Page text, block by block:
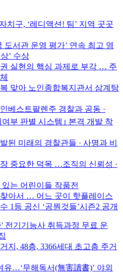
치구, ‘레디액션! 팀’ 지역 곳곳
도서관 운영 평가’ 연속 최고 영
’ 수상
실현의 핵심 과제로 부각 … 주
맞아 노인종합복지관서 삼계탕
베스트팔렌주 경찰과 공동 ·
부 판별 시스템｣ 본격 개발 착
된 미래의 경찰관들 · 사명과 비
중요한 덕목 …조직의 신뢰성 ·
는 어린이들 작품전
아서 … 어느 곳이 핫플레이스
1등 공신 ‘공뭔것들’시즌2 공개
전기기능사 취득과정 무료 운
지, 48층, 3366세대 초고층 주거
유…‘무해독서(無害讀書)’ 야외